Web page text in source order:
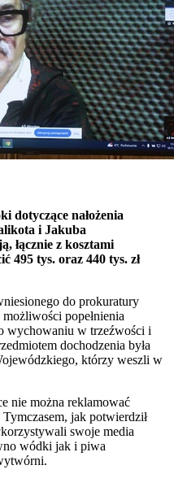
dotyczące nałożenia
i Jakuba
łącznie z kosztami
495 tys. oraz 440 tys. zł
do prokuratury
popełnienia
wychowaniu w trzeźwości i
dochodzenia była
którzy weszli w
nie można reklamować
jak potwierdził
swoje media
wódki jak i piwa